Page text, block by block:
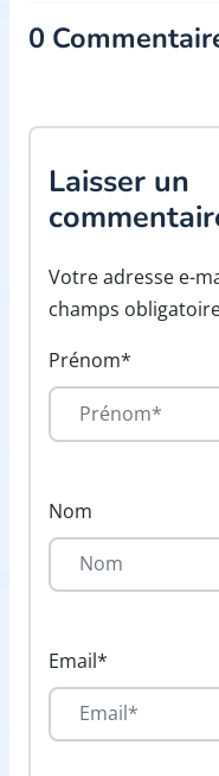
0
Laisser un
Votre adresse e-
champs
Prénom*
Nom
Email*